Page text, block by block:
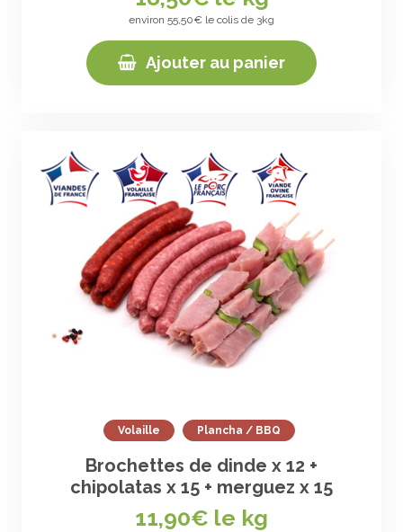
environ 55,50€ le colis de 3kg
Ajouter au panier
Volaille Plancha / BBQ
Brochettes de dinde x 12 +
chipolatas x 15 + merguez x 15
11,90€ le kg